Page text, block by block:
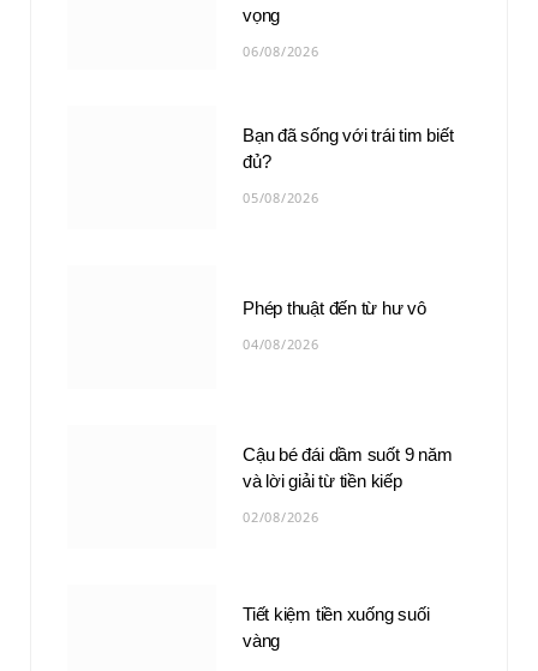
vọng
06/08/2026
Bạn đã sống với trái tim biết
đủ?
05/08/2026
Phép thuật đến từ hư vô
04/08/2026
Cậu bé đái dầm suốt 9 năm
và lời giải từ tiền kiếp
02/08/2026
Tiết kiệm tiền xuống suối
vàng